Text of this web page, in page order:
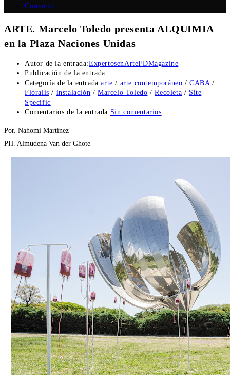
Contacto
ARTE. Marcelo Toledo presenta ALQUIMIA
en la Plaza Naciones Unidas
Autor de la entrada:ExpertosenArteFDMagazine
Publicación de la entrada:
Categoría de la entrada:arte / arte contemporáneo / CABA /
Floralis / instalación / Marcelo Toledo / Recoleta / Site
Specific
Comentarios de la entrada: Sin comentarios
Por. Nahomi Martínez
PH. Almudena Van der Ghote